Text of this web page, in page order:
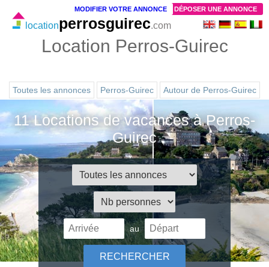
Location Perros-Guirec
Toutes les annonces Perros-Guirec Autour de Perros-Guirec
locationperrosguirec.com
11 Locations de vacances à Perros-
Guirec
au
DÉPOSER UNE ANNONCE
MODIFIER VOTRE ANNONCE